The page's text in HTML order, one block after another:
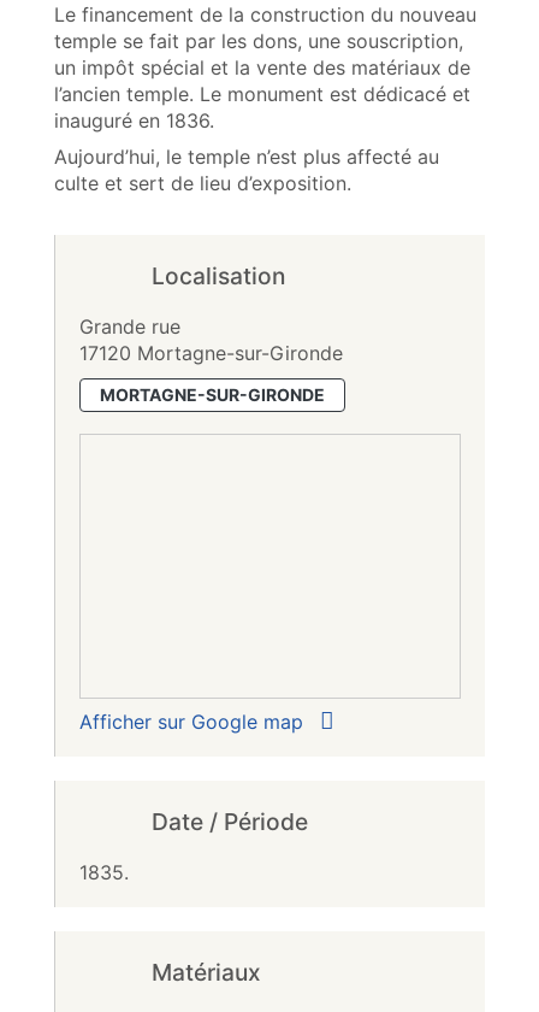
Le financement de la construction du nouveau
temple se fait par les dons, une souscription,
un impôt spécial et la vente des matériaux de
l’ancien temple. Le monument est dédicacé et
inauguré en 1836.
Aujourd’hui, le temple n’est plus affecté au
culte et sert de lieu d’exposition.
Localisation
Grande rue
17120 Mortagne-sur-Gironde
MORTAGNE-SUR-GIRONDE
Afficher sur Google map
Date / Période
1835.
Matériaux